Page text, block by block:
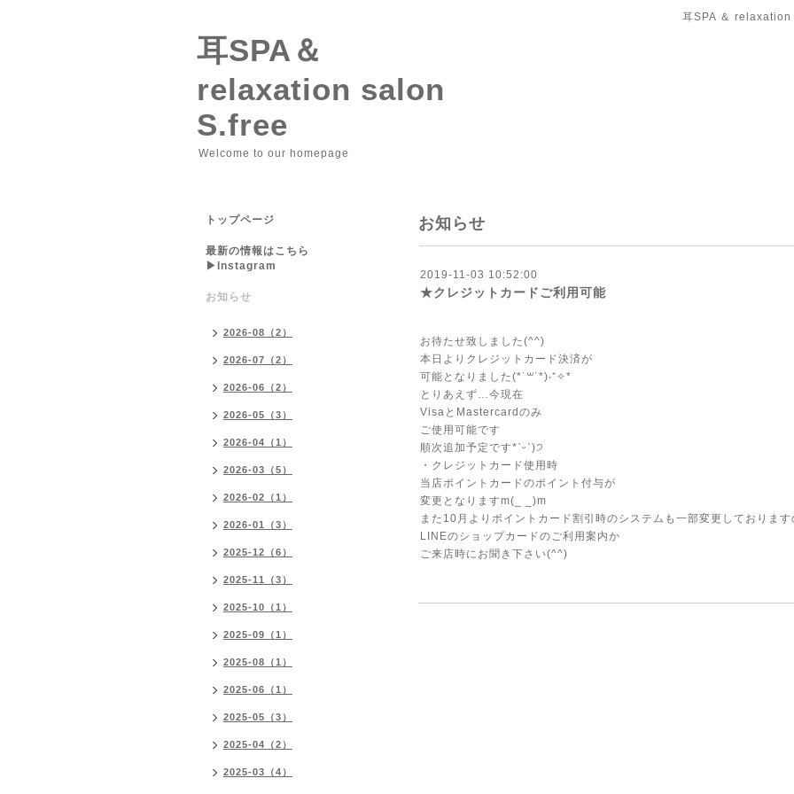
耳SPA ＆
耳SPA＆
relaxation salon
S.free
Welcome to our homepage
お知らせ
2019-11-03 10:52:00
★クレジットカードご利用可能
お待たせ致しました(^^)
本日よりクレジットカード決済が
可能となりました(*˙꒳˙*)‧⁺✧︎*
とりあえず…今現在
VisaとMastercardのみ
ご使用可能です
順次追加予定です*ˊᵕˋ)੭
・クレジットカード使用時
当店ポイントカードのポイント付与が
変更となりますm(_ _)m
また10月よりポイントカード割引時のシステムも一部変更しております
LINEのショップカードのご利用案内か
ご来店時にお聞き下さい(^^)
トップページ
最新の情報はこちら
▶︎Instagram
お知らせ
2026-08（2）
2026-07（2）
2026-06（2）
2026-05（3）
2026-04（1）
2026-03（5）
2026-02（1）
2026-01（3）
2025-12（6）
2025-11（3）
2025-10（1）
2025-09（1）
2025-08（1）
2025-06（1）
2025-05（3）
2025-04（2）
2025-03（4）